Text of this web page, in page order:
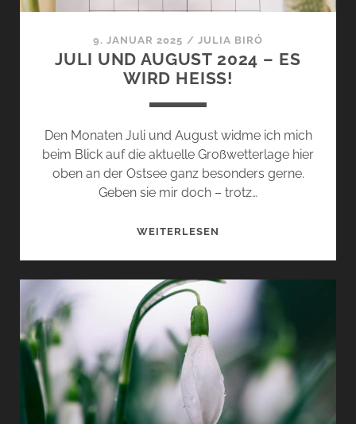
9. JANUAR 2025 / JULIA BIRÓ
JULI UND AUGUST 2024 – ES
WIRD HEISS!
Den Monaten Juli und August widme ich mich
beim Blick auf die aktuelle Großwetterlage hier
oben an der Ostsee ganz besonders gerne.
Geben sie mir doch – trotz…
WEITERLESEN
2024
WIRD
HEISS!